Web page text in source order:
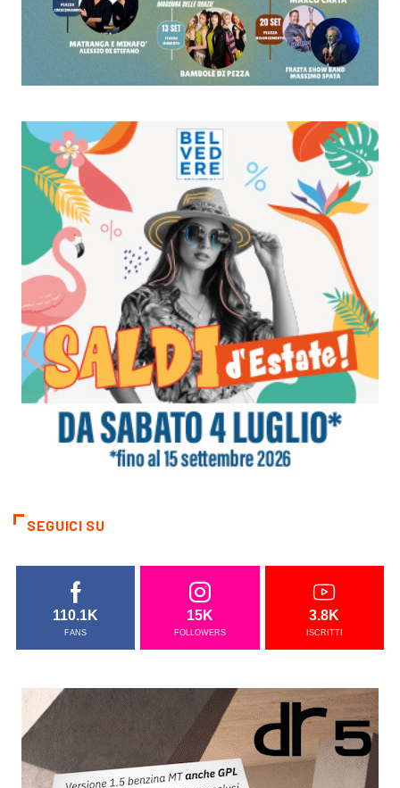
SEGUICI SU
110.1K
FANS
15K
FOLLOWERS
3.8K
ISCRITTI